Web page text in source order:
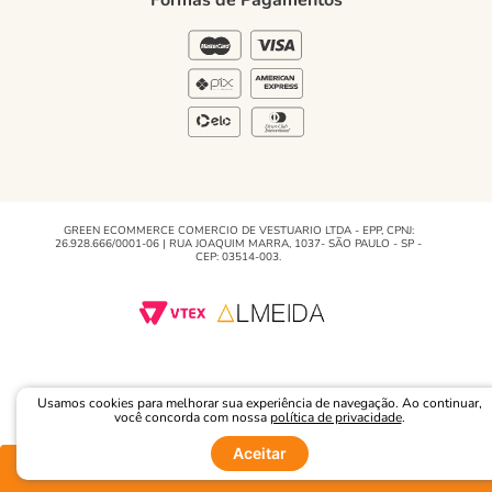
Usamos cookies para melhorar sua experiência de navegação. Ao continuar,
você concorda com nossa política de privacidade.
Aceitar
Comprar
GREEN ECOMMERCE COMERCIO DE VESTUARIO LTDA - EPP, CPNJ:
26.928.666/0001-06 | RUA JOAQUIM MARRA, 1037- SÃO PAULO - SP -
CEP: 03514-003.